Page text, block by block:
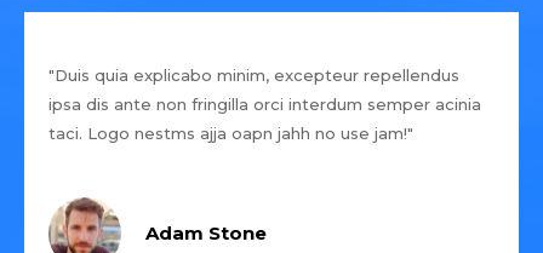
"Duis quia explicabo minim, excepteur repellendus
ipsa dis ante non fringilla orci interdum semper acinia
taci. Logo nestms ajja oapn jahh no use jam!"
Adam Stone